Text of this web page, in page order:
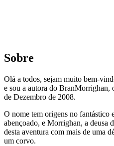
Sobre
Olá a todos, sejam muito bem-
e sou a autora do BranMorrighan,
de Dezembro de 2008.
O nome tem origens no fantástico
abençoado, e Morrighan, a deusa
desta aventura com mais de uma
um corvo.